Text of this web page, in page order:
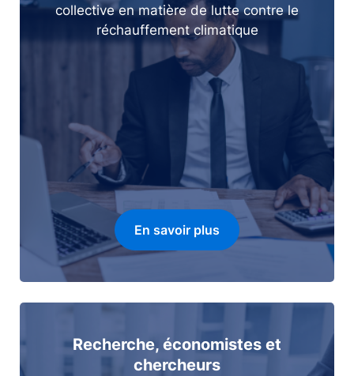
collective en matière de lutte contre le
réchauffement climatique
En savoir plus
Recherche, économistes et
chercheurs